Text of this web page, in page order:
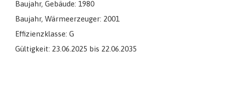
Baujahr, Gebäude: 1980
Baujahr, Wärmeerzeuger: 2001
Effizienzklasse: G
Gültigkeit: 23.06.2025 bis 22.06.2035